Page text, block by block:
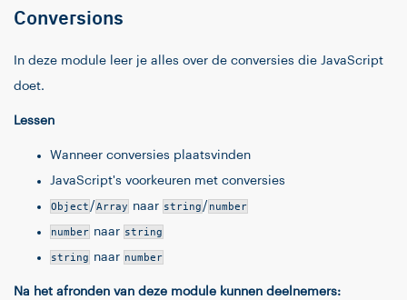
Conversions
In deze module leer je alles over de conversies die JavaScript
doet.
Lessen
Wanneer conversies plaatsvinden
JavaScript's voorkeuren met conversies
Object/Array naar string/ number
number naar string
string naar number
Na het afronden van deze module kunnen deelnemers: